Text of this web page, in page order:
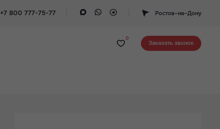
+7 800 777-75-77 Ростов–на–Дону
0
Заказать звонок